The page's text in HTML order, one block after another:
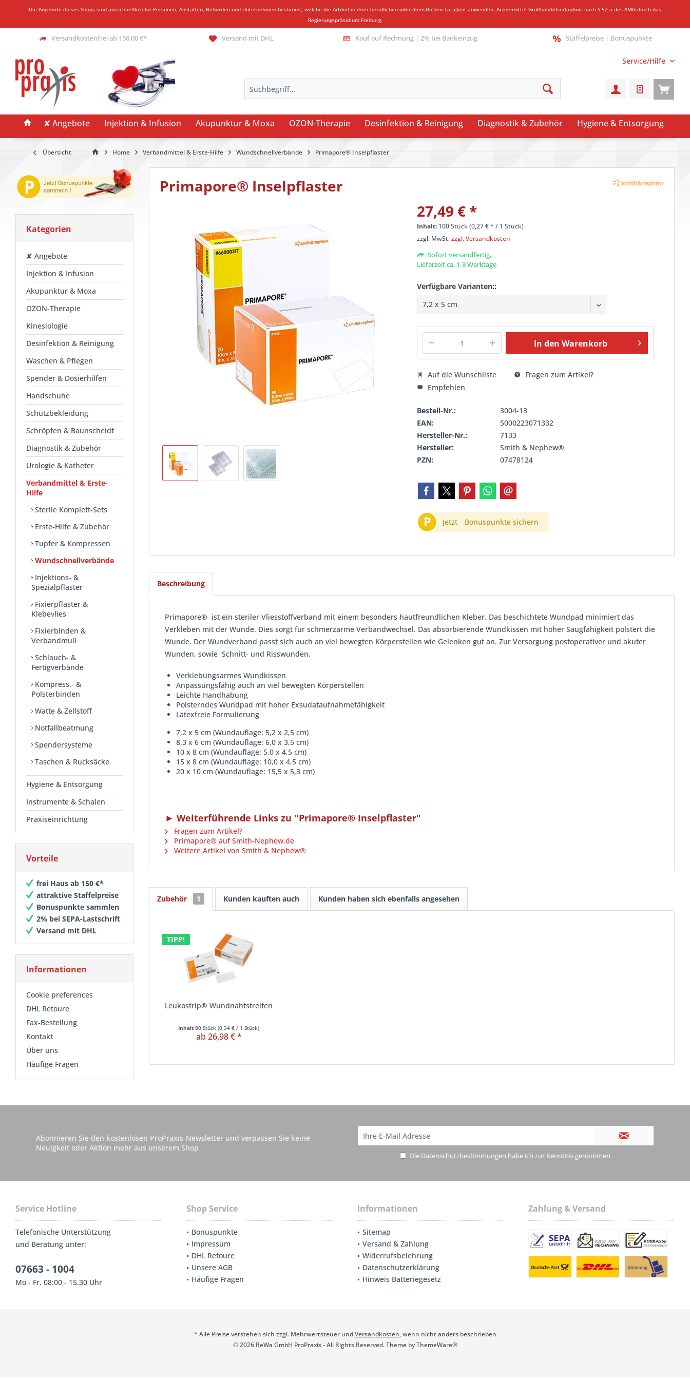
Die Angebote dieses Shops sind ausschließlich für Personen, Anstalten, Behörden und Unternehmen bestimmt, welche die Artikel in ihrer beruflichen oder dienstlichen Tätigkeit anwenden. Arzneimittel-Großhandelserlaubnis nach § 52 a des AMG durch das
Regierungspräsidium Freiburg.
Versandkostenfrei ab 150,00 €* Versand mit DHL Kauf auf Rechnung | 2% bei Bankeinzug Staffelpreise | Bonuspunkte
Service/Hilfe
✘ Angebote Injektion & Infusion Akupunktur & Moxa OZON-Therapie Desinfektion & Reinigung Diagnostik & Zubehör Hygiene & Entsorgung
Übersicht Home Verbandmittel & Erste-Hilfe Wundschnellverbände Primapore® Inselpflaster
Kategorien
✘ Angebote
Injektion & Infusion
Akupunktur & Moxa
OZON-Therapie
Kinesiologie
Desinfektion & Reinigung
Waschen & Pflegen
Spender & Dosierhilfen
Handschuhe
Schutzbekleidung
Schröpfen & Baunscheidt
Diagnostik & Zubehör
Urologie & Katheter
Verbandmittel & Erste-
Hilfe
Sterile Komplett-Sets
Erste-Hilfe & Zubehör
Tupfer & Kompressen
Wundschnellverbände
Injektions- &
Spezialpflaster
Fixierpflaster &
Klebevlies
Fixierbinden &
Verbandmull
Schlauch- &
Fertigverbände
Kompress.- &
Polsterbinden
Watte & Zellstoff
Notfallbeatmung
Spendersysteme
Taschen & Rucksäcke
Hygiene & Entsorgung
Instrumente & Schalen
Praxiseinrichtung
Vorteile
frei Haus ab 150 €*
attraktive Staffelpreise
Bonuspunkte sammlen
2% bei SEPA-Lastschrift
Versand mit DHL
Informationen
Cookie preferences
DHL Retoure
Fax-Bestellung
Kontakt
Über uns
Häufige Fragen
Primapore® Inselpflaster
27,49 € *
Inhalt: 100 Stück (0,27 € * / 1 Stück)
zzgl. MwSt.zzgl. Versandkosten
Sofort versandfertig,
Lieferzeit ca. 1-3 Werktage
Verfügbare Varianten::
In den Warenkorb
Auf die Wunschliste
Fragen zum Artikel?
Empfehlen
Bestell-Nr.:
3004-13
EAN:
5000223071332
Hersteller-Nr.:
7133
Hersteller:
Smith & Nephew®
PZN:
07478124
P Jetzt Bonuspunkte sichern
Beschreibung
Primapore® ist ein steriler Vliesstoffverband mit einem besonders hautfreundlichen Kleber. Das beschichtete Wundpad minimiert das
Verkleben mit der Wunde. Dies sorgt für schmerzarme Verbandwechsel. Das absorbierende Wundkissen mit hoher Saugfähigkeit polstert die
Wunde. Der Wundverband passt sich auch an viel bewegten Körperstellen wie Gelenken gut an. Zur Versorgung postoperativer und akuter
Wunden, sowie Schnitt- und Risswunden.
Verklebungsarmes Wundkissen
Anpassungsfähig auch an viel bewegten Körperstellen
Leichte Handhabung
Polsterndes Wundpad mit hoher Exsudataufnahmefähigkeit
Latexfreie Formulierung
7,2 x 5 cm (Wundauflage: 5,2 x 2,5 cm)
8,3 x 6 cm (Wundauflage: 6,0 x 3,5 cm)
10 x 8 cm (Wundauflage: 5,0 x 4,5 cm)
15 x 8 cm (Wundauflage: 10,0 x 4,5 cm)
20 x 10 cm (Wundauflage: 15,5 x 5,3 cm)
► Weiterführende Links zu "Primapore® Inselpflaster"
Fragen zum Artikel?
Primapore® auf Smith-Nephew.de
Weitere Artikel von Smith & Nephew®
Zubehör 1 Kunden kauften auch Kunden haben sich ebenfalls angesehen
TIPP!
Leukostrip® Wundnahtstreifen
Inhalt80 Stück(0,34 € / 1 Stück)
ab 26,98 € *
Abonnieren Sie den kostenlosen ProPraxis-Newsletter und verpassen Sie keine
Neuigkeit oder Aktion mehr aus unserem Shop
Die Datenschutzbestimmungen habe ich zur Kenntnis genommen.
Service Hotline
Telefonische Unterstützung
und Beratung unter:
07663 - 1004
Mo - Fr. 08:00 - 15.30 Uhr
Shop Service
Bonuspunkte
Impressum
DHL Retoure
Unsere AGB
Häufige Fragen
Informationen
Sitemap
Versand & Zahlung
Widerrufsbelehrung
Datenschutzerklärung
Hinweis Batteriegesetz
Zahlung & Versand
* Alle Preise verstehen sich zzgl. Mehrwertsteuer undVersandkosten, wenn nicht anders beschrieben
© 2026 ReWa GmbH ProPraxis - All Rights Reserved. Theme byThemeWare®